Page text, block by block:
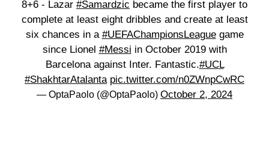
8+6 - Lazar #Samardzic became the first player to
complete at least eight dribbles and create at least
six chances in a #UEFAChampionsLeaguegame
since Lionel #Messi in October 2019 with
Barcelona against Inter. Fantastic.#UCL
#ShakhtarAtalanta pic.twitter.com/n0ZWnpCwRC
— OptaPaolo (@OptaPaolo) October 2, 2024